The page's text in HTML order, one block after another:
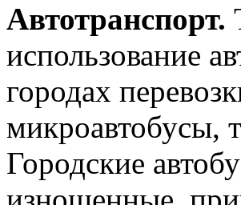
Автотранспорт.
использование
городах
микроавтобусы,
Городские